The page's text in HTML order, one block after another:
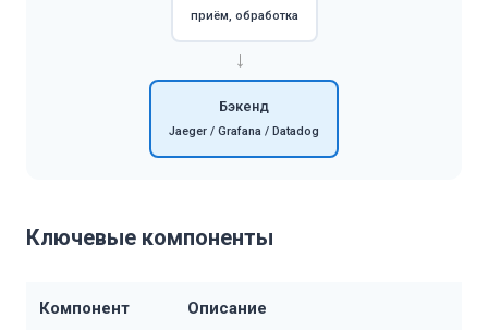
приём, обработка
→
Бэкенд
Jaeger / Grafana / Datadog
Ключевые компоненты
Компонент Описание